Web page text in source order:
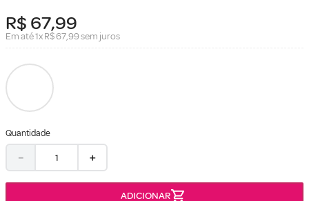
R$ 67,99
Em até1xR$67,99sem juros
Quantidade
＋
－